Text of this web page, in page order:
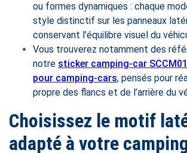
ou formes dynamiques : chaque
style distinctif sur les panneaux
conservant l’équilibre visuel du
Vous trouverez notamment des
notre sticker camping-car SCCM01
pour camping-cars, pensés pour
propre des flancs et de l’arrière du
Choisissez le motif
adapté à votre